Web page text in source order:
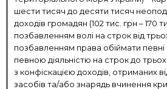
шести тисяч до десяти тисяч
доходів громадян (102 тис. грн – 170
позбавленням волі на строк від
позбавленням права обіймати
певною діяльністю на строк до
з конфіскацією доходів, отриманих
засобів та/або знарядь вчинення